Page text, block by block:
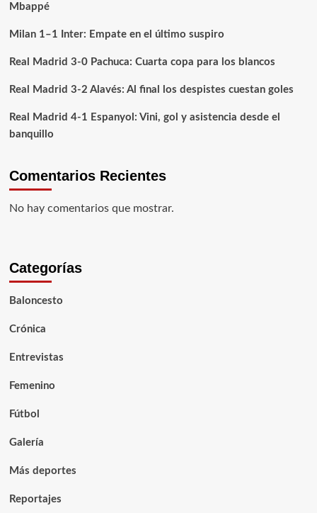
para
blancos
Mbappé
Milan 1–1 Inter: Empate en el último suspiro
Real Madrid 3-0 Pachuca: Cuarta copa para los blancos
Real Madrid 3-2 Alavés: Al final los despistes cuestan goles
Real Madrid 4-1 Espanyol: Vini, gol y asistencia desde el
banquillo
Comentarios Recientes
No hay comentarios que mostrar.
Categorías
Baloncesto
Crónica
Entrevistas
Femenino
Fútbol
Galería
Más deportes
Reportajes